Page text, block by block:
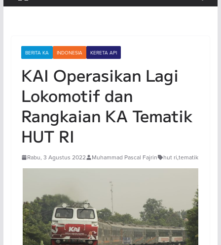
BERITA KA INDONESIA KERETA API
KAI Operasikan Lagi
Lokomotif dan
Rangkaian KA Tematik
HUT RI
Rabu, 3 Agustus 2022 Muhammad Pascal Fajrin hut ri,tematik